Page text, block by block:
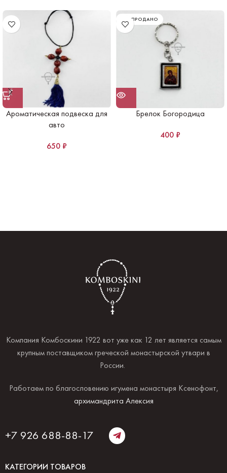
Ароматическая подвеска для
авто
650 ₽
РАСПРОДАНО
Брелок Богородица
400 ₽
Компания Комбоскини 1922 вот уже как 12 лет является самым
крупным поставщиком греческой монастырской утвари в
России.
Работаем по благословению игумена монастыря Ксенофонт,
архимандрита Алексия
+7 926 688-88-17
КАТЕГОРИИ ТОВАРОВ